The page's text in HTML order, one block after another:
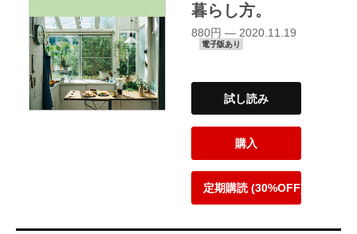
暮らし方。
880円 — 2020.11.19
電子版あり
試し読み
購入
定期購読 (30%OFF)